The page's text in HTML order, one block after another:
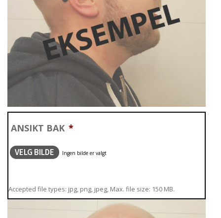
ANSIKT BAK *
VELG BILDE
Accepted file types: jpg, png, jpeg, Max. file size: 150 MB.